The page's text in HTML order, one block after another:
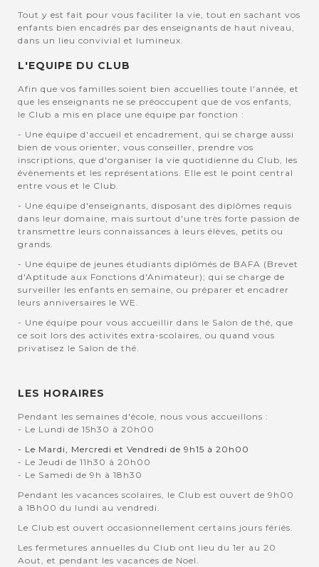
Tout y est fait pour vous faciliter la vie, tout en sachant vos
enfants bien encadrés par des enseignants de haut niveau,
dans un lieu convivial et lumineux.
L'EQUIPE DU CLUB
Afin que vos familles soient bien accuellies toute l'année, et
que les enseignants ne se préoccupent que de vos enfants,
le Club a mis en place une équipe par fonction :
- Une équipe d'accueil et encadrement, qui se charge aussi
bien de vous orienter, vous conseiller, prendre vos
inscriptions, que d'organiser la vie quotidienne du Club, les
évènements et les représentations. Elle est le point central
entre vous et le Club.
- Une équipe d'enseignants, disposant des diplômes requis
dans leur domaine, mais surtout d'une très forte passion de
transmettre leurs connaissances à leurs élèves, petits ou
grands.
- Une équipe de jeunes étudiants diplômés de BAFA (Brevet
d'Aptitude aux Fonctions d'Animateur); qui se charge de
surveiller les enfants en semaine, ou préparer et encadrer
leurs anniversaires le WE.
- Une équipe pour vous accueillir dans le Salon de thé, que
ce soit lors des activités extra-scolaires, ou quand vous
privatisez le Salon de thé.
LES HORAIRES
Pendant les semaines d'école, nous vous accueillons :
- Le Lundi de 15h30 à 20h00
- Le Mardi, Mercredi et Vendredi de 9h15 à 20h00
- Le Jeudi de 11h30 à 20h00
- Le Samedi de 9h à 18h30
Pendant les vacances scolaires, le Club est ouvert de 9h00
à 18h00 du lundi au vendredi.
Le Club est ouvert occasionnellement certains jours fériés.
Les fermetures annuelles du Club ont lieu du 1er au 20
Aout, et pendant les vacances de Noel.